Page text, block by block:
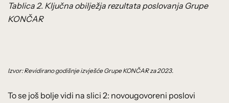
Tablica 2. Ključna obilježja rezultata poslovanja Grupe
KONČAR
Izvor: Revidirano godišnje izvješće Grupe KONČAR za 2023.
To se još bolje vidi na slici 2: novougovoreni poslovi